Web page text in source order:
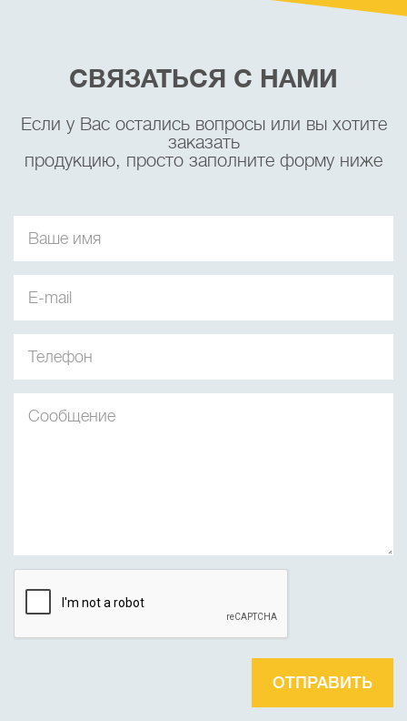
СВЯЗАТЬСЯ С НАМИ
Если у Вас остались вопросы или вы хотите
заказать
продукцию, просто заполните форму ниже
ОТПРАВИТЬ